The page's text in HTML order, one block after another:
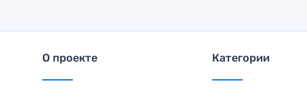
О проекте Категории